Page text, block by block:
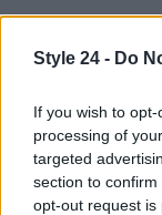
Style 24 - Do
If you wish to
processing of
targeted
section to
opt-out request is